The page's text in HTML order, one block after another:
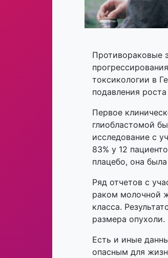
Противораковые
токсикологии в
подавления
Первое
глиобластомой
исследование с
83% у 12
плацебо, она
Ряд отчетов с
раком молочной
класса.
размера опухоли.
Есть и иные
опасным для